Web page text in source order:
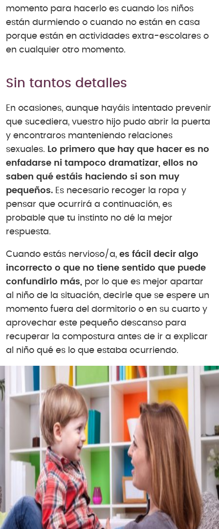
momento para hacerlo es cuando los niños
están durmiendo o cuando no están en casa
porque están en actividades extra-escolares o
en cualquier otro momento.
Sin tantos detalles
En ocasiones, aunque hayáis intentado prevenir
que sucediera, vuestro hijo pudo abrir la puerta
y encontraros manteniendo relaciones
sexuales. Lo primero que hay que hacer es no
enfadarse ni tampoco dramatizar, ellos no
saben qué estáis haciendo si son muy
pequeños. Es necesario recoger la ropa y
pensar que ocurrirá a continuación, es
probable que tu instinto no dé la mejor
respuesta.
Cuando estás nervioso/a, es fácil decir algo
incorrecto o que no tiene sentido que puede
confundirlo más, por lo que es mejor apartar
al niño de la situación, decirle que se espere un
momento fuera del dormitorio o en su cuarto y
aprovechar este pequeño descanso para
recuperar la compostura antes de ir a explicar
al niño qué es lo que estaba ocurriendo.